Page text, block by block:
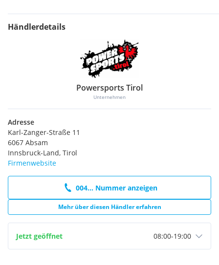
Händlerdetails
Powersports Tirol
Unternehmen
Adresse
Karl-Zanger-Straße 11
6067 Absam
Innsbruck-Land, Tirol
Firmenwebsite
004... Nummer anzeigen
Mehr über diesen Händler erfahren
Jetzt geöffnet 08:00-19:00